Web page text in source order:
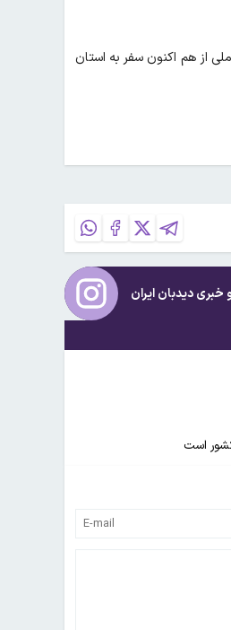
از هم اکنون سفر به استان
خبریدیدبان ایران
است